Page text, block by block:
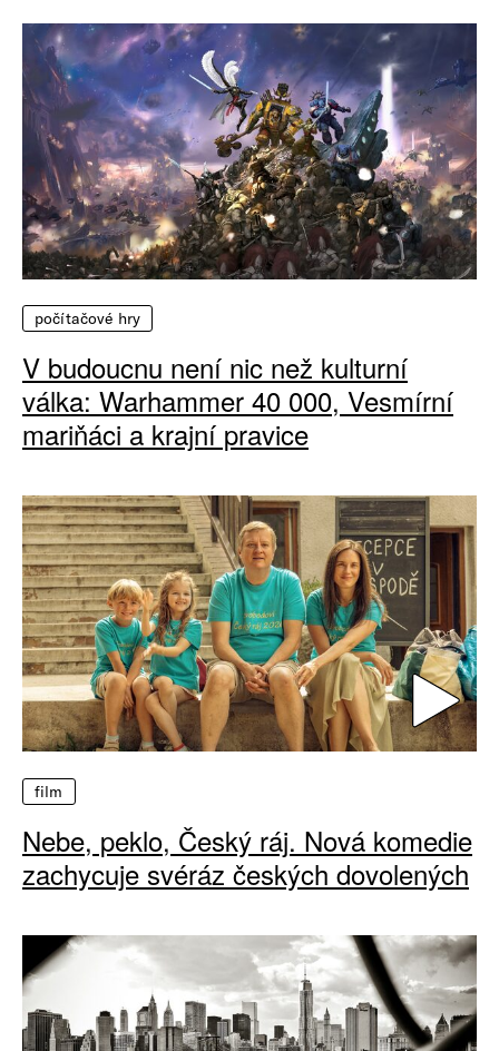
počítačové hry
V budoucnu není nic než kulturní
válka: Warhammer 40 000, Vesmírní
mariňáci a krajní pravice
film
Nebe, peklo, Český ráj. Nová komedie
zachycuje svéráz českých dovolených